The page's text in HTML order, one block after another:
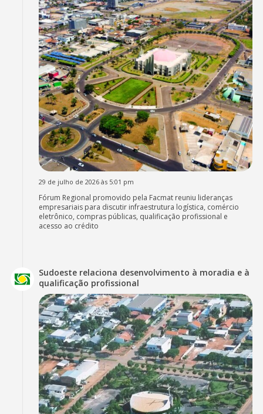
29 de julho de 2026 às 5:01 pm
Fórum Regional promovido pela Facmat reuniu lideranças
empresariais para discutir infraestrutura logística, comércio
eletrônico, compras públicas, qualificação profissional e
acesso ao crédito
Sudoeste relaciona desenvolvimento à moradia e à
qualificação profissional